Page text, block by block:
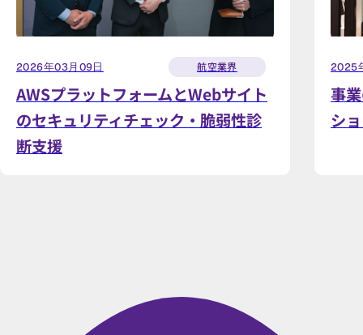
2026年03月09日 航空業界
AWSプラットフォームとWebサイト
のセキュリティチェック・脆弱性診
断支援
2025
事
シ